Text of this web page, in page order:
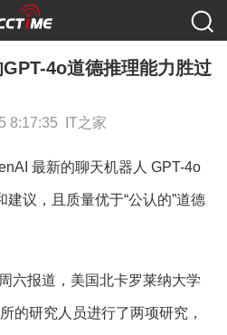
4o道德推理能力胜过
8:17:35 IT之家
最新的聊天机器人 GPT-4o
议，且质量优于“公认的”道德
六报道，美国北卡罗莱纳大学
的研究人员进行了两项研究，